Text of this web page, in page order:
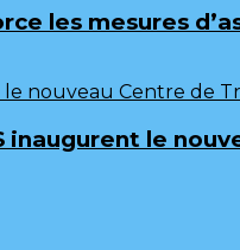
les mesures
le